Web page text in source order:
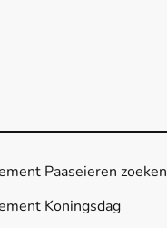
Paaseieren zoeken
Koningsdag